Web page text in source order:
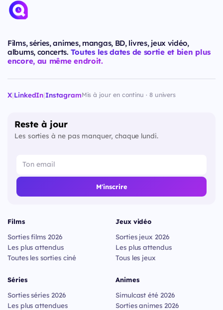
Films, séries, animes, mangas, BD, livres, jeux vidéo,
albums, concerts. Toutes les dates de sortie et bien plus
encore, au même endroit.
X|LinkedIn|InstagramMis à jour en continu · 8 univers
Reste à jour
Les sorties à ne pas manquer, chaque lundi.
M'inscrire
Films
Sorties films 2026
Les plus attendus
Toutes les sorties ciné
Séries
Sorties séries 2026
Les plus attendues
Jeux vidéo
Sorties jeux 2026
Les plus attendus
Tous les jeux
Animes
Simulcast été 2026
Sorties animes 2026